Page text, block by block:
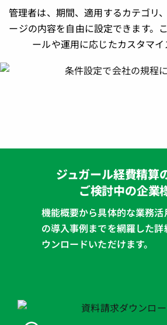
管理者は、期間、適用するカテゴリ
ージの内容を自由に設定できます。
ールや運用に応じたカスタマイ
ジュガール経費精算
ご検討中の企業
機能概要から具体的な業務
の導入事例までを網羅した
ウンロードいただけます。